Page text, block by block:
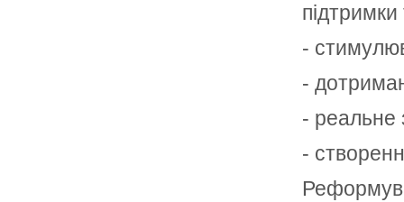
-
-
- реальне
-